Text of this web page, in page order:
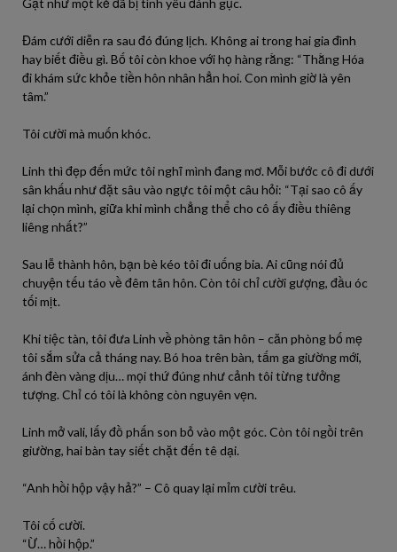
Gật như một kẻ đã bị tình yêu đánh gục.
Đám cưới diễn ra sau đó đúng lịch. Không ai trong hai gia đình
hay biết điều gì. Bố tôi còn khoe với họ hàng rằng: “Thằng Hóa
đi khám sức khỏe tiền hôn nhân hẳn hoi. Con mình giờ là yên
tâm.”
Tôi cười mà muốn khóc.
Linh thì đẹp đến mức tôi nghĩ mình đang mơ. Mỗi bước cô đi dưới
sân khấu như đặt sâu vào ngực tôi một câu hỏi: “Tại sao cô ấy
lại chọn mình, giữa khi mình chẳng thể cho cô ấy điều thiêng
liêng nhất?”
Sau lễ thành hôn, bạn bè kéo tôi đi uống bia. Ai cũng nói đủ
chuyện tếu táo về đêm tân hôn. Còn tôi chỉ cười gượng, đầu óc
tối mịt.
Khi tiệc tàn, tôi đưa Linh về phòng tân hôn – căn phòng bố mẹ
tôi sắm sửa cả tháng nay. Bó hoa trên bàn, tấm ga giường mới,
ánh đèn vàng dịu… mọi thứ đúng như cảnh tôi từng tưởng
tượng. Chỉ có tôi là không còn nguyên vẹn.
Linh mở vali, lấy đồ phấn son bỏ vào một góc. Còn tôi ngồi trên
giường, hai bàn tay siết chặt đến tê dại.
“Anh hồi hộp vậy hả?” – Cô quay lại mỉm cười trêu.
Tôi cố cười.
“Ừ… hồi hộp.”